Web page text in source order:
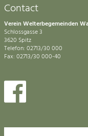
Contact
Verein Welterbegemeinden
Schlossgasse 3
3620 Spitz
Telefon: 02713/30 000
Fax: 02713/30 000-40